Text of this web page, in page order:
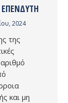
2024
της
και μη